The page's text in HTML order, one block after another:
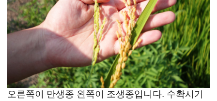
오른쪽이 만생종 왼쪽이 조생종입니다. 수확시기